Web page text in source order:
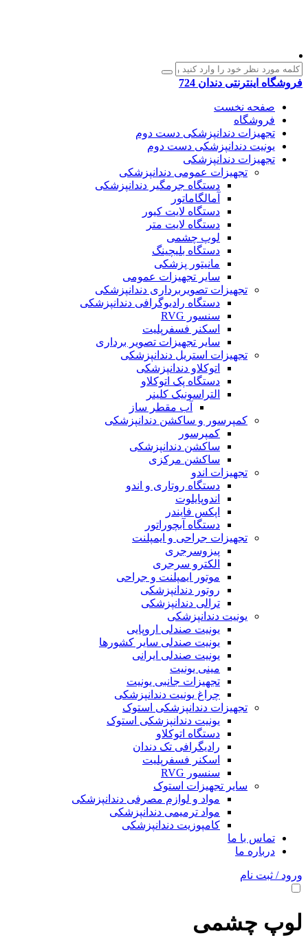
فروشگاه اینترنتی دندان 724
صفحه نخست
فروشگاه
تجهیزات دندانپزشکی دست دوم
یونیت دندانپزشکی دست دوم
تجهیزات دندانپزشکی
تجهیزات عمومی دندانپزشکی
دستگاه جرمگیر دندانپزشکی
آمالگاماتور
دستگاه لایت کیور
دستگاه لایت متر
لوپ چشمی
دستگاه بلیچینگ
مانیتور پزشکی
سایر تجهیزات عمومی
تجهیزات تصویربرداری دندانپزشکی
دستگاه رادیوگرافی دندانپزشکی
سنسور RVG
اسکنر فسفرپلیت
سایر تجهیزات تصویر برداری
تجهیزات استریل دندانپزشکی
اتوکلاو دندانپزشکی
دستگاه پک اتوکلاو
التراسونیک کلینر
آب مقطر ساز
کمپرسور و ساکشن دندانپزشکی
کمپرسور
ساکشن دندانپزشکی
ساکشن مرکزی
تجهیزات اندو
دستگاه روتاری و اندو
اندوپایلوت
اپکس فایندر
دستگاه آبچوراتور
تجهیزات جراحی و ایمپلنت
پیزوسرجری
الکترو سرجری
موتور ایمپلنت و جراحی
روتور دندانپزشکی
ترالی دندانپزشکی
یونیت دندانپزشکی
یونیت صندلی اروپایی
یونیت صندلی سایر کشورها
یونیت صندلی ایرانی
مینی یونیت
تجهیزات جانبی یونیت
چراغ یونیت دندانپزشکی
تجهیزات دندانپزشکی استوک
یونیت دندانپزشکی استوک
دستگاه اتوکلاو
رادیگرافی تک دندان
اسکنر فسفرپلیت
سنسور RVG
سایر تجهیزات استوک
مواد و لوازم مصرفی دندانپزشکی
مواد ترمیمی دندانپزشکی
کامپوزیت دندانپزشکی
تماس با ما
درباره ما
ورود / ثبت نام
لوپ چشمی